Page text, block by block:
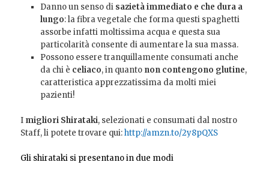
Danno un senso di sazietà immediato e che dura a
lungo: la fibra vegetale che forma questi spaghetti
assorbe infatti moltissima acqua e questa sua
particolarità consente di aumentare la sua massa.
Possono essere tranquillamente consumati anche
da chi è celiaco, in quanto non contengono glutine,
caratteristica apprezzatissima da molti miei
pazienti!
I migliori Shirataki, selezionati e consumati dal nostro
Staff, li potete trovare qui:http://amzn.to/2y8pQXS
Gli shirataki si presentano in due modi